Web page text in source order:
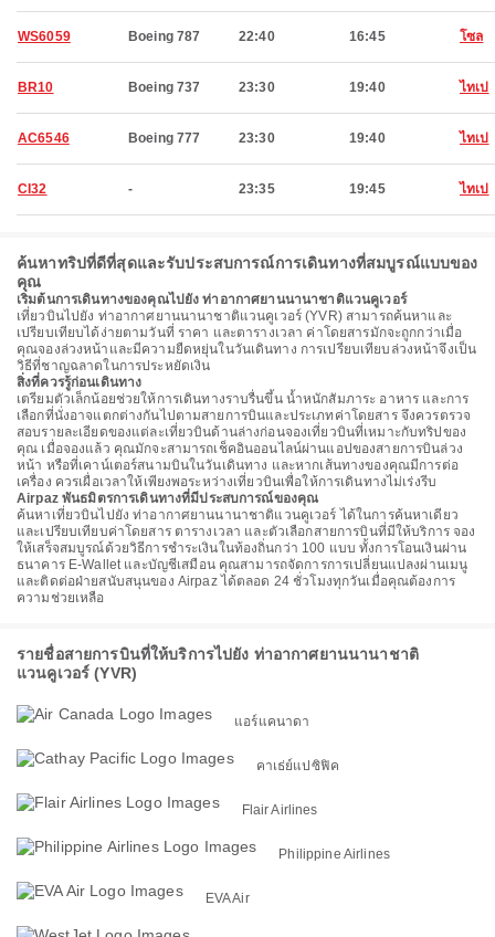
WS6059 Boeing 787 22:40 16:45 โซล
BR10 Boeing 737 23:30 19:40 ไทเป
AC6546 Boeing 777 23:30 19:40 ไทเป
CI32 - 23:35 19:45 ไทเป
ค้นหาทริปที่ดีที่สุดและรับประสบการณ์การเดินทางที่สมบูรณ์แบบของ
คุณ
เริ่มต้นการเดินทางของคุณไปยัง ท่าอากาศยานนานาชาติแวนคูเวอร์
เที่ยวบินไปยัง ท่าอากาศยานนานาชาติแวนคูเวอร์ (YVR) สามารถค้นหาและ
เปรียบเทียบได้ง่ายตามวันที่ ราคา และตารางเวลา ค่าโดยสารมักจะถูกกว่าเมื่อ
คุณจองล่วงหน้าและมีความยืดหยุ่นในวันเดินทาง การเปรียบเทียบล่วงหน้าจึงเป็น
วิธีที่ชาญฉลาดในการประหยัดเงิน
สิ่งที่ควรรู้ก่อนเดินทาง
เตรียมตัวเล็กน้อยช่วยให้การเดินทางราบรื่นขึ้น น้ำหนักสัมภาระ อาหาร และการ
เลือกที่นั่งอาจแตกต่างกันไปตามสายการบินและประเภทค่าโดยสาร จึงควรตรวจ
สอบรายละเอียดของแต่ละเที่ยวบินด้านล่างก่อนจองเที่ยวบินที่เหมาะกับทริปของ
คุณ เมื่อจองแล้ว คุณมักจะสามารถเช็คอินออนไลน์ผ่านแอปของสายการบินล่วง
หน้า หรือที่เคาน์เตอร์สนามบินในวันเดินทาง และหากเส้นทางของคุณมีการต่อ
เครื่อง ควรเผื่อเวลาให้เพียงพอระหว่างเที่ยวบินเพื่อให้การเดินทางไม่เร่งรีบ
Airpaz พันธมิตรการเดินทางที่มีประสบการณ์ของคุณ
ค้นหาเที่ยวบินไปยัง ท่าอากาศยานนานาชาติแวนคูเวอร์ ได้ในการค้นหาเดียว
และเปรียบเทียบค่าโดยสาร ตารางเวลา และตัวเลือกสายการบินที่มีให้บริการ จอง
ให้เสร็จสมบูรณ์ด้วยวิธีการชำระเงินในท้องถิ่นกว่า 100 แบบ ทั้งการโอนเงินผ่าน
ธนาคาร E-Wallet และบัญชีเสมือน คุณสามารถจัดการการเปลี่ยนแปลงผ่านเมนู
และติดต่อฝ่ายสนับสนุนของ Airpaz ได้ตลอด 24 ชั่วโมงทุกวันเมื่อคุณต้องการ
ความช่วยเหลือ
รายชื่อสายการบินที่ให้บริการไปยัง ท่าอากาศยานนานาชาติ
แวนคูเวอร์ (YVR)
แอร์แคนาดา
คาเธ่ย์แปซิฟิค
Flair Airlines
Philippine Airlines
EVA Air